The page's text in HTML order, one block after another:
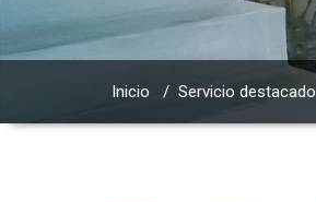
Inicio / Servicio destacado